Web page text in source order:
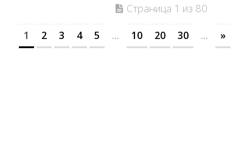
Страница 1 из 80
1 2 3 4 5 ... 10 20 30 ... »